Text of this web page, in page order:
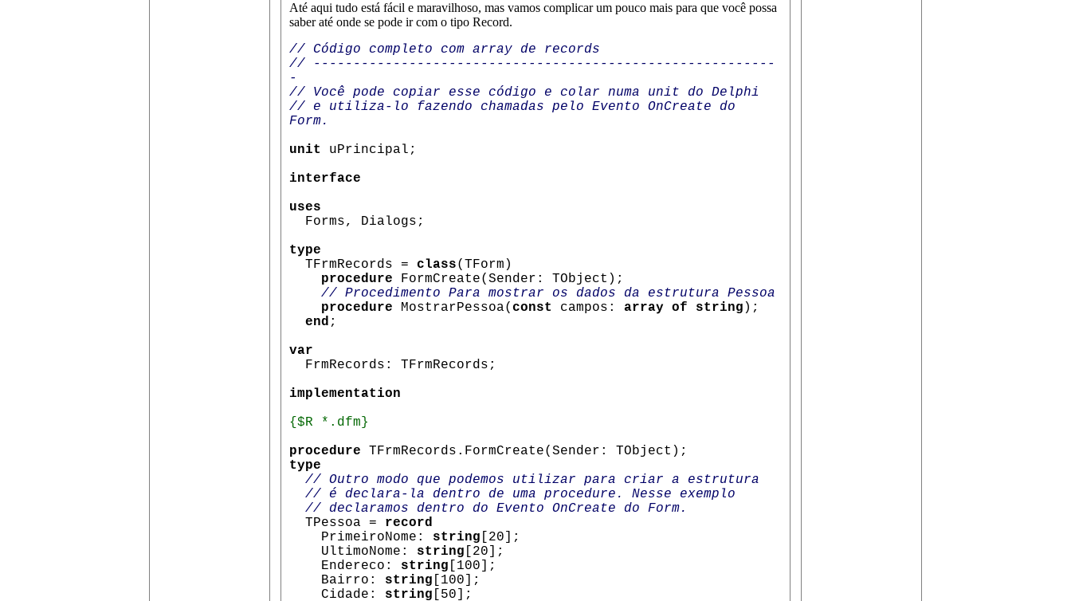
Até aqui tudo está fácil e maravilhoso, mas vamos complicar um pouco mais para que você possa
saber até onde se pode ir com o tipo Record.
// Código completo com array de records
// ----------------------------------------------------------
-
// Você pode copiar esse código e colar numa unit do Delphi
// e utiliza-lo fazendo chamadas pelo Evento OnCreate do
Form.
unit
uPrincipal;
interface
uses
Forms, Dialogs;
type
TFrmRecords = class(TForm)
procedure FormCreate(Sender: TObject);
// Procedimento Para mostrar os dados da estrutura Pessoa
procedure MostrarPessoa( const campos: array of string );
end ;
var
FrmRecords: TFrmRecords;
implementation
{$R *.dfm}
procedure TFrmRecords.FormCreate(Sender: TObject);
type
// Outro modo que podemos utilizar para criar a estrutura
// é declara-la dentro de uma procedure. Nesse exemplo
// declaramos dentro do Evento OnCreate do Form.
TPessoa = record
PrimeiroNome: string [20];
UltimoNome: string [20];
Endereco: string [100];
Bairro: string [100];
Cidade: string [50];